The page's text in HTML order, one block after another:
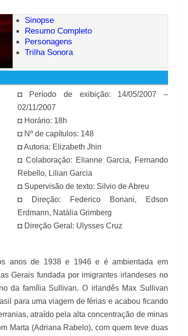
Sinopse
Resumo Completo
Personagens
Trilha Sonora
◘ Período de exibição: 14/05/2007 –
02/11/2007
◘ Horário: 18h
◘ Nº de capítulos: 148
◘ Autoria: Elizabeth Jhin
◘ Colaboração: Elianne Garcia, Fernando
Rebello, Lilian Garcia
◘ Supervisão de texto: Silvio de Abreu
◘ Direção: Federico Bonani, Edson
Erdmann, Natália Grimberg
◘ Direção Geral: Ulysses Cruz
anos de 1938 e 1946 e é ambientada em
Gerais fundada por imigrantes irlandeses no
da família Sullivan. O irlandês Max Sullivan
para uma viagem de férias e acabou ficando
atraído pela alta concentração de minas
Marta (Adriana Rabelo), com quem teve duas